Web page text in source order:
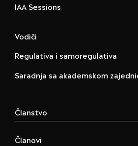
IAA Sessions
Vodiči
Regulativa i samoregulativa
Saradnja sa akademskom
Članstvo
Članovi